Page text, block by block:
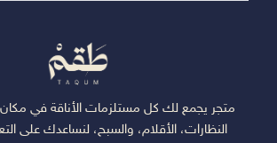
متجر يجمع لك كل مستلزمات الأناقة في مكان
النظارات، الأقلام، والسبح، لنساعدك على